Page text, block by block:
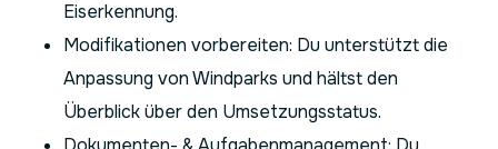
Eiserkennung.
Modifikationen vorbereiten: Du unterstützt die
Anpassung von Windparks und hältst den
Überblick über den Umsetzungsstatus.